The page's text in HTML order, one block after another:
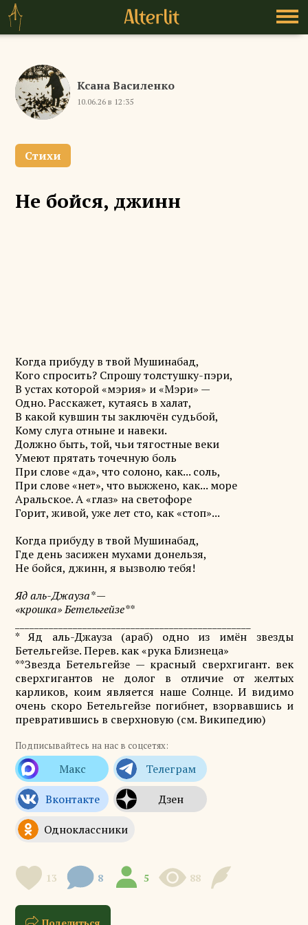
Ксана Василенко
10.06.26 в 12:35
Стихи
Не бойся, джинн
Когда прибуду в твой Мушинабад,
Кого спросить? Спрошу толстушку-пэри,
В устах которой «мэрия» и «Мэри» —
Одно. Расскажет, кутаясь в халат,
В какой кувшин ты заключён судьбой,
Кому слуга отныне и навеки.
Должно быть, той, чьи тягостные веки
Умеют прятать точечную боль
При слове «да», что солоно, как... соль,
При слове «нет», что выжжено, как... море
Аральское. А «глаз» на светофоре
Горит, живой, уже лет сто, как «стоп»...
Когда прибуду в твой Мушинабад,
Где день засижен мухами донельзя,
Не бойся, джинн, я вызволю тебя!
Яд аль-Джауза* —
«крошка» Бетельгейзе**
* Яд аль-Джауза (араб) одно из имён звезды
Бетельгейзе. Перев. как «рука Близнеца»
**Звезда Бетельгейзе — красный сверхгигант. век
сверхгигантов не долог в отличие от желтых
карликов, коим является наше Солнце. И видимо
очень скоро Бетельгейзе погибнет, взорвавшись и
превратившись в сверхновую (см. Википедию)
Подписывайтесь на нас в соцсетях:
13 8 5 88
Поделиться